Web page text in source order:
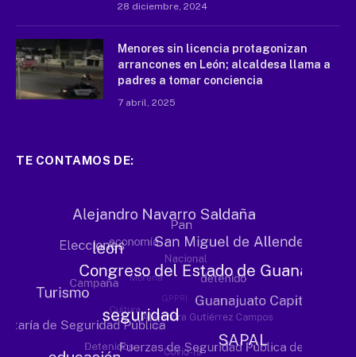
28 diciembre, 2024
Menores sin licencia protagonizan
arrancones en León; alcaldesa llama a
padres a tomar conciencia
7 abril, 2025
TE CONTAMOS DE: